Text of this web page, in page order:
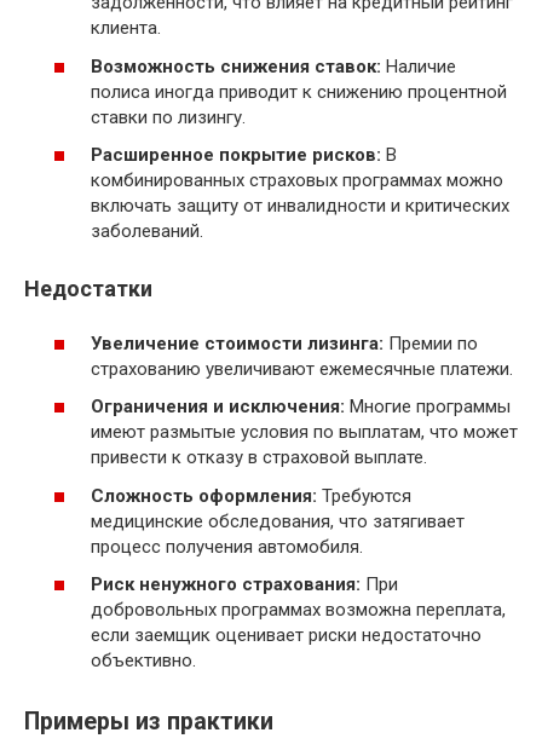
клиента.
Возможность снижения ставок: Наличие
полиса иногда приводит к снижению процентной
ставки по лизингу.
Расширенное покрытие рисков: В
комбинированных страховых программах можно
включать защиту от инвалидности и критических
заболеваний.
Недостатки
Увеличение стоимости лизинга: Премии по
страхованию увеличивают ежемесячные платежи.
Ограничения и исключения: Многие программы
имеют размытые условия по выплатам, что может
привести к отказу в страховой выплате.
Сложность оформления: Требуются
медицинские обследования, что затягивает
процесс получения автомобиля.
Риск ненужного страхования: При
добровольных программах возможна переплата,
если заемщик оценивает риски недостаточно
объективно.
Примеры из практики